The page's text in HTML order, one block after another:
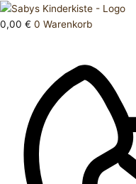
Zum
Inhalt
0,00 € 0 Warenkorb
Products
search
Jacke
110